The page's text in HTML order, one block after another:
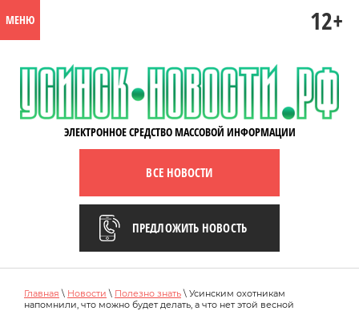
МЕНЮ 12+
ВСЕ НОВОСТИ
ЭЛЕКТРОННОЕ СРЕДСТВО МАССОВОЙ ИНФОРМАЦИИ
ПРЕДЛОЖИТЬ НОВОСТЬ
Главная \ Новости \ Полезно знать\ Усинским охотникам
напомнили, что можно будет делать, а что нет этой весной